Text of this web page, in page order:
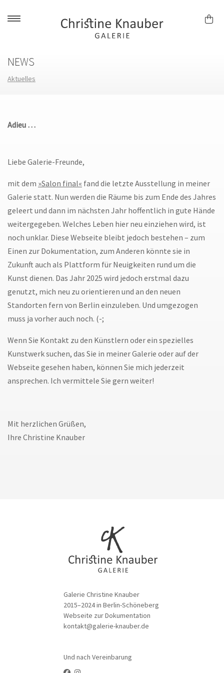
Skip
NEWS
Aktuelles
Adieu …
Liebe Galerie-Freunde,
mit dem »Salon final« fand die letzte Ausstellung in meiner
Galerie statt. Nun werden die Räume bis zum Ende des Jahres
geleert und dann im nächsten Jahr hoffentlich in gute Hände
weitergegeben. Welches Leben hier neu einziehen wird, ist
noch unklar. Diese Webseite bleibt jedoch bestehen – zum
Einen zur Dokumentation, zum Anderen könnte sie in
Zukunft auch als Plattform für Neuigkeiten rund um die
Kunst dienen. Das Jahr 2025 wird jedoch erstmal dazu
genutzt, mich neu zu orientieren und an den neuen
Standorten fern von Berlin einzuleben. Und umgezogen
muss ja vorher auch noch. (-;
Wenn Sie Kontakt zu den Künstlern oder ein spezielles
Kunstwerk suchen, das Sie in meiner Galerie oder auf der
Webseite gesehen haben, können Sie mich jederzeit
ansprechen. Ich vermittele Sie gern weiter!
Mit herzlichen Grüßen,
Ihre Christine Knauber
Galerie Christine Knauber
2015–2024 in Berlin-Schöneberg
Webseite zur Dokumentation
kontakt@galerie-knauber.de
Und nach Vereinbarung